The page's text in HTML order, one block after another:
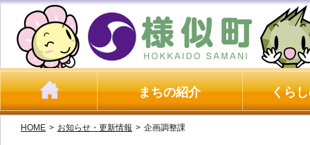
まちの紹介 くら
HOME > お知らせ・更新情報 > 企画調整課